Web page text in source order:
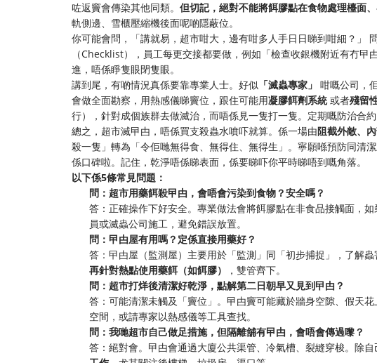
咗返竇會傳染其他同類。 但切記，絕對不能將餌膠點在食物處理檯面
軌側邊、雪櫃壓縮機後面呢啲隱蔽位。
你可能會問，「講就易，超市咁大，邊有咁多人手日日睇到咁細？」
（Checklist），員工每更交接都要做，例如「檢查收銀機附近有冇
進，唔係睜隻眼閉隻眼。
講到尾，有啲情況真係要靠專業人士。好似 「滅蟲專家」 咁嘅公司，
會做全面勘察，用熱感儀睇竇位，跟住可能用凝膠餌劑系統或者殘留
行），針對成個族群去做滅治，而唔係見一隻打一隻。定期嘅防治合
總之，超市滅曱甴，唔係買支殺蟲水噴吓就算。係一場由阻截外敵、
殺一隻」轉為「令佢哋無得食、無得住、無得生」。寧願喺預防同清
係口碑啦。記住，乾淨唔係睇表面，係要睇吓你平時睇唔到嘅角落。
以下係5條常見問題：
問：超市用藥餌殺曱甴，會唔會污染到食物？安全嗎？
答：正確操作下好安全。專業做法會將餌膠點在非食品接觸面，
員或滅蟲公司施工，避免錯誤放置。
問：曱甴屋有用嗎？定係直接用藥好？
答：曱甴屋（監測屋）主要用於「監測」同「初步捕捉」，了解
再針對熱點使用藥餌（如餌膠）
，雙管齊下。
問：超市打烊後清潔好乾淨，點解第二日朝早又見到曱甴？
答：可能清潔未觸及「竇位」。曱甴竇可能藏於牆身空隙、假天
空間，或請專家以熱感儀等工具查找。
問：我哋超市自己做足措施，但隔離舖有曱甴，會唔會傳過嚟？
答：絕對會。曱甴會通過大廈公共渠管、冷氣槽、裂縫穿梭。除